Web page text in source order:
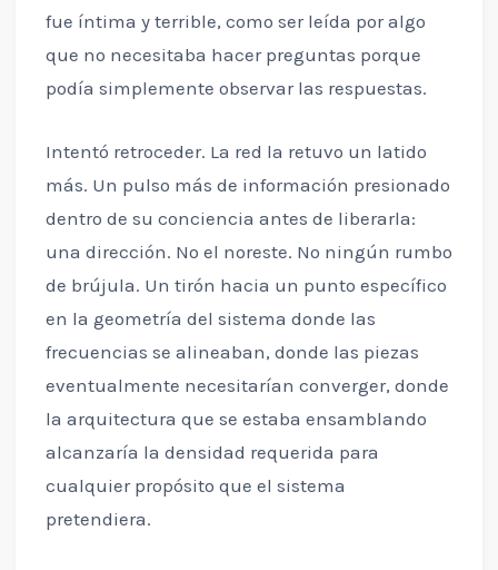
fue íntima y terrible, como ser leída por algo
que no necesitaba hacer preguntas porque
podía simplemente observar las respuestas.
Intentó retroceder. La red la retuvo un latido
más. Un pulso más de información presionado
dentro de su conciencia antes de liberarla:
una dirección. No el noreste. No ningún rumbo
de brújula. Un tirón hacia un punto específico
en la geometría del sistema donde las
frecuencias se alineaban, donde las piezas
eventualmente necesitarían converger, donde
la arquitectura que se estaba ensamblando
alcanzaría la densidad requerida para
cualquier propósito que el sistema
pretendiera.